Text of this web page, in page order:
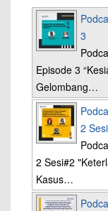
3
Episode 3
Gelombang…
2
2 Sesi#2
Kasus…